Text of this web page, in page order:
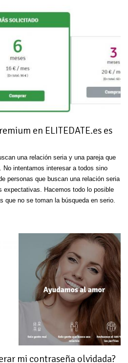
en ELITEDATE.es es
una relación seria y una pareja que
intentamos interesar a todos sino
personas que buscan una relación seria
expectativas. Hacemos todo lo posible
que no se toman la búsqueda en serio.
mi contraseña olvidada?